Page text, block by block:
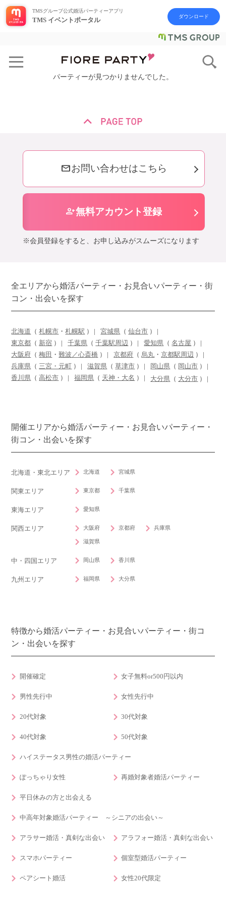
TMSグループ公式婚活パーティーアプリ
TMS イベントポータル ダウンロード
パーティーが見つかりませんでした。
mailお問い合わせはこちら
person_add無料アカウント登録
※会員登録をすると、お申し込みがスムーズになります
全エリアから婚活パーティー・お見合いパーティー・街
コン・出会いを探す
北海道 （札幌市 ・札幌駅 ） 宮城県 （仙台市 ）
東京都 （ 新宿 ） 千葉県 （千葉駅周辺 ） 愛知県 （名古屋 ）
大阪府 （梅田 ・難波／心斎橋 ） 京都府 （烏丸 ・京都駅周辺 ）
兵庫県 （三宮・元町 ） 滋賀県 （草津市 ） 岡山県 （ 岡山市 ）
香川県 （ 高松市 ） 福岡県 （ 天神・大名 ） 大分県 （ 大分市 ）
開催エリアから婚活パーティー・お見合いパーティー・
街コン・出会いを探す
北海道・東北エリア 北海道 宮城県
関東エリア 東京都 千葉県
東海エリア 愛知県
関西エリア 大阪府 京都府 兵庫県
滋賀県
中・四国エリア 岡山県 香川県
九州エリア 福岡県 大分県
特徴から婚活パーティー・お見合いパーティー・街コ
ン・出会いを探す
開催確定 女子無料or500円以内
男性先行中 女性先行中
20代対象 30代対象
40代対象 50代対象
ハイステータス男性の婚活パーティー
ぽっちゃり女性 再婚対象者婚活パーティー
平日休みの方と出会える
中高年対象婚活パーティー ～シニアの出会い～
アラサー婚活・真剣な出会い アラフォー婚活・真剣な出会い
スマホパーティー 個室型婚活パーティー
ペアシート婚活 女性20代限定